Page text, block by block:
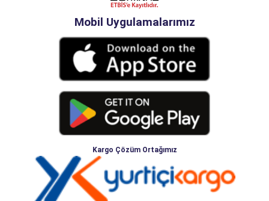
Mobil Uygulamalarımız
Kargo Çözüm Ortağımız